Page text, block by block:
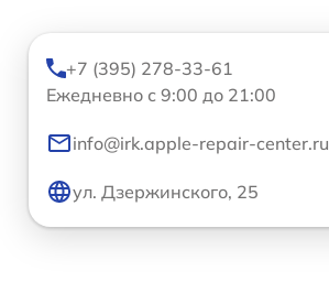
+7 (395) 278-33-61
Ежедневно с 9:00 до 21:00
info@irk.apple-repair-center.ru
ул. Дзержинского, 25